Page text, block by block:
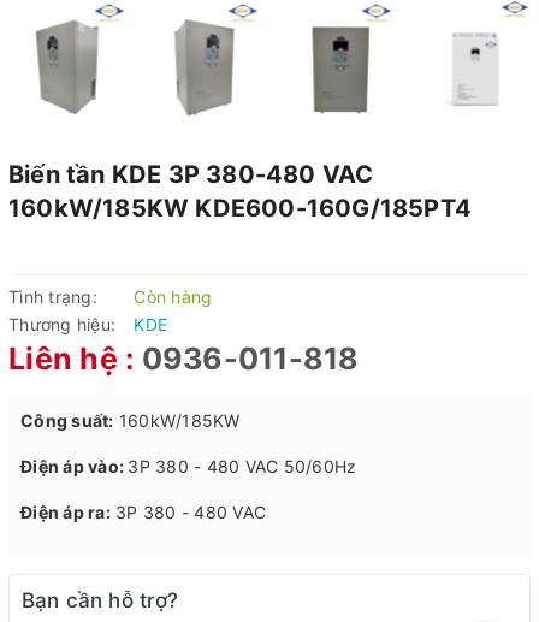
Biến tần KDE 3P 380-480 VAC
160kW/185KW KDE600-160G/185PT4
Tình trạng:
Còn hàng
Thương hiệu:
KDE
Liên hệ : 0936-011-818
Công suất: 160kW/185KW
Điện áp vào: 3P 380 - 480 VAC 50/60Hz
Điện áp ra:3P 380 - 480 VAC
Bạn cần hỗ trợ?